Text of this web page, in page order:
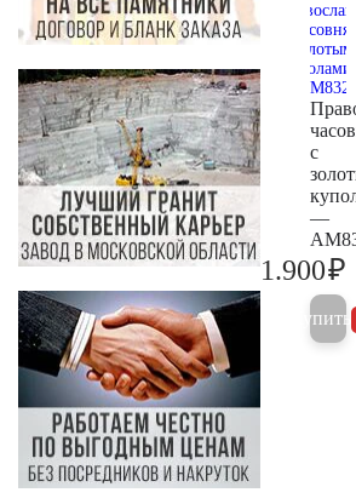
с
—
1.900₽
Купить